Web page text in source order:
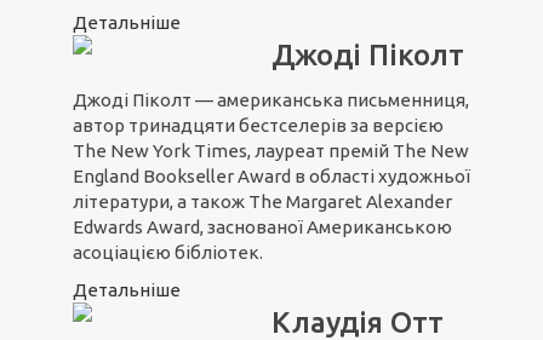
Детальніше
Джоді Піколт
Джоді Піколт — американська письменниця,
автор тринадцяти бестселерів за версією
The New York Times, лауреат премій The New
England Bookseller Award в області художньої
літератури, а також The Margaret Alexander
Edwards Award, заснованої Американською
асоціацією бібліотек.
Детальніше
Клаудія Отт